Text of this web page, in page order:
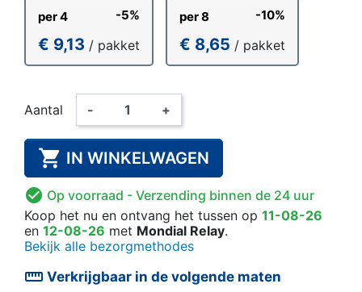
per 4 -5%
€ 9,13 / pakket
per 8 -10%
€ 8,65 / pakket
Aantal - +
 IN WINKELWAGEN
 Op voorraad - Verzending binnen de 24 uur
Koop het nu en ontvang het tussen op 11-08-26
en 12-08-26 met Mondial Relay.
Bekijk alle bezorgmethodes
straighten Verkrijgbaar in de volgende maten